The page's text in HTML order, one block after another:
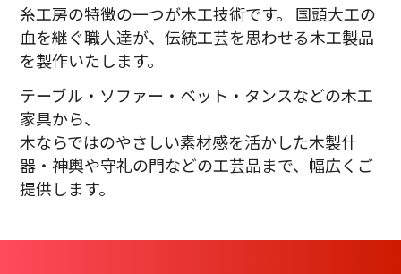
糸工房の特徴の一つが木工技術です。 国頭大工の
血を継ぐ職人達が、伝統工芸を思わせる木工製品
を製作いたします。
テーブル・ソファー・ベット・タンスなどの木工
家具から、
木ならではのやさしい素材感を活かした木製什
器・神輿や守礼の門などの工芸品まで、幅広くご
提供します。